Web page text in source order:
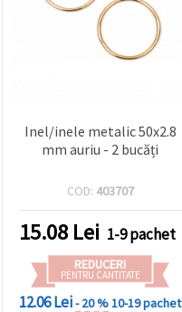
Inel/inele metalic 50x2.8
mm auriu - 2 bucăți
COD: 403707
15.08 Lei 1-9 pachet
REDUCERI
PENTRU CANTITATE
12.06 Lei- 20 %10-19 pachet